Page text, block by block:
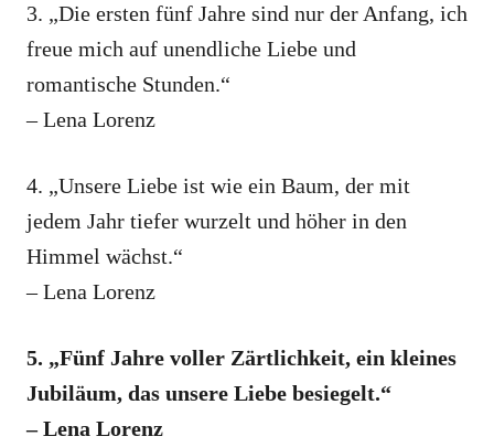
3. „Die ersten fünf Jahre sind nur der Anfang, ich
freue mich auf unendliche Liebe und
romantische Stunden.“
– Lena Lorenz
4. „Unsere Liebe ist wie ein Baum, der mit
jedem Jahr tiefer wurzelt und höher in den
Himmel wächst.“
– Lena Lorenz
5. „Fünf Jahre voller Zärtlichkeit, ein kleines
Jubiläum, das unsere Liebe besiegelt.“
– Lena Lorenz